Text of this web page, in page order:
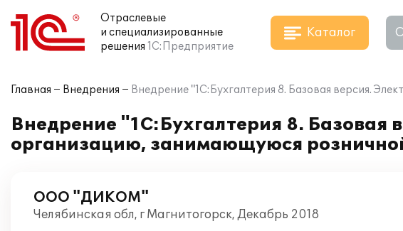
Отраслевые
и специализированные
решения 1С:Предприятие
Каталог
Главная Внедрения Внедрение "1С:Бухгалтерия 8. Базовая версия.
Внедрение "1С:Бухгалтерия 8. Базовая
организацию, занимающуюся
ООО "ДИКОМ"
Челябинская обл, г Магнитогорск, Декабрь 2018